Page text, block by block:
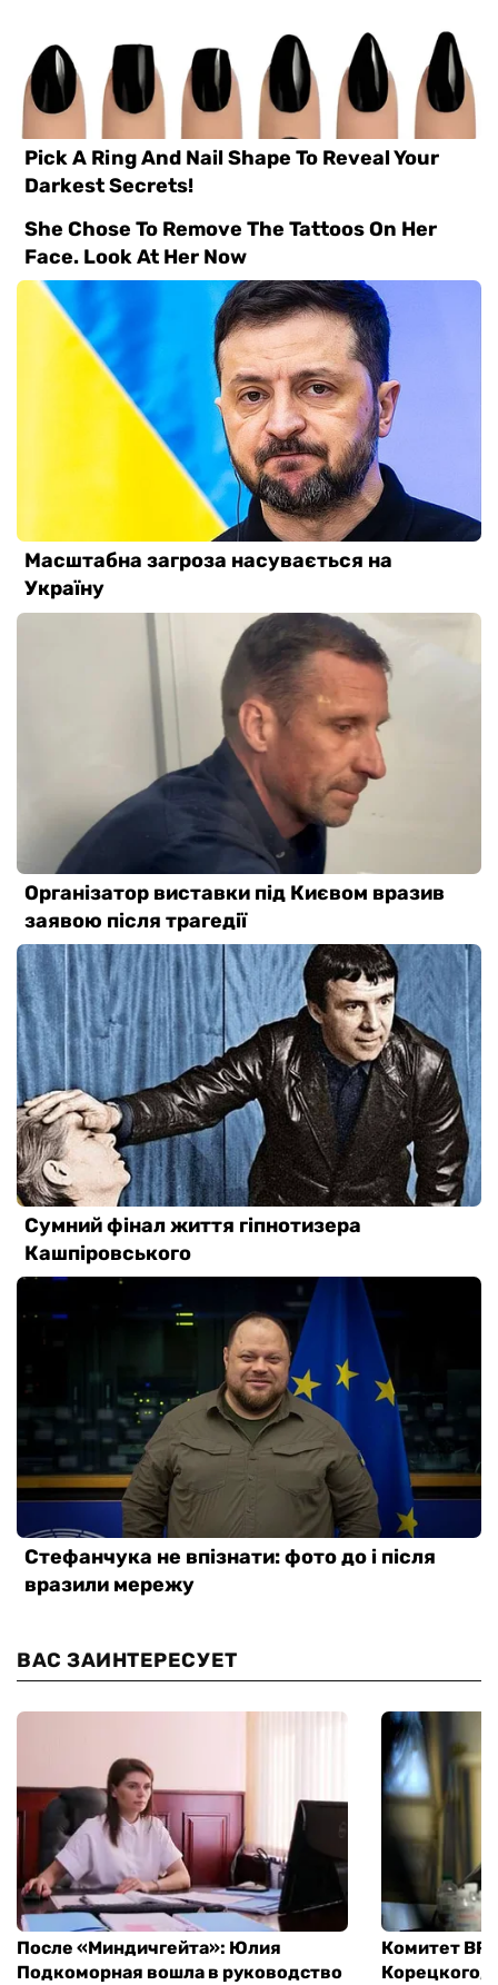
ВАС ЗАИНТЕРЕСУЕТ
После «Миндичгейта»: Юлия
Подкоморная вошла в руководство
Комитет ВР
Корецкого,